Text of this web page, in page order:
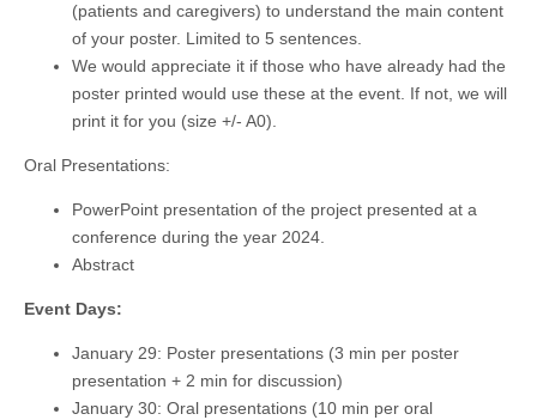
(patients and caregivers) to understand the main content
of your poster. Limited to 5 sentences.
We would appreciate it if those who have already had the
poster printed would use these at the event. If not, we will
print it for you (size +/- A0).
Oral Presentations:
PowerPoint presentation of the project presented at a
conference during the year 2024.
Abstract
Event Days:
January 29: Poster presentations (3 min per poster
presentation + 2 min for discussion)
January 30: Oral presentations (10 min per oral